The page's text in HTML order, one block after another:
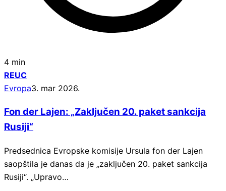
4 min
REUC
Evropa3. mar 2026.
Fon der Lajen: „Zaključen 20. paket sankcija
Rusiji“
Predsednica Evropske komisije Ursula fon der Lajen
saopštila je danas da je „zaključen 20. paket sankcija
Rusiji“. „Upravo…